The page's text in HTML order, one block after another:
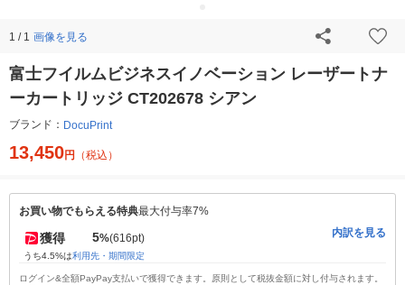
1 / 1 画像を見る
富士フイルムビジネスイノベーション レーザートナ
ーカートリッジ CT202678 シアン
ブランド： DocuPrint
13,450円 （税込）
お買い物でもらえる特典最大付与率7%
獲得 5%(616pt)
うち4.5%は利用先・期間限定
内訳を見る
ログイン&全額PayPay支払いで獲得できます。原則として税抜金額に対し付与されます。